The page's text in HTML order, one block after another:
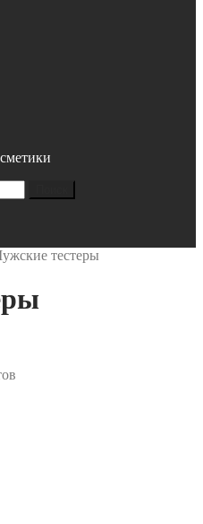
тестеры